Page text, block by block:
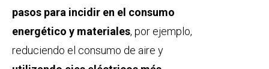
pasos para incidir en el consumo
energético y materiales, por ejemplo,
reduciendo el consumo de aire y